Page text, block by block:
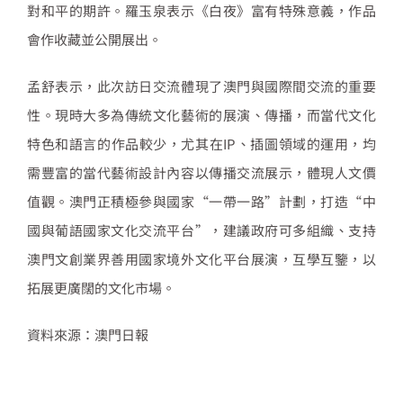
對和平的期許。羅玉泉表示《白夜》富有特殊意義，作品
會作收藏並公開展出。
孟舒表示，此次訪日交流體現了澳門與國際間交流的重要
性。現時大多為傳統文化藝術的展演、傳播，而當代文化
特色和語言的作品較少，尤其在IP、插圖領域的運用，均
需豐富的當代藝術設計內容以傳播交流展示，體現人文價
值觀。澳門正積極參與國家“一帶一路”計劃，打造“中
國與葡語國家文化交流平台”，建議政府可多組織、支持
澳門文創業界善用國家境外文化平台展演，互學互鑒，以
拓展更廣闊的文化市場。
資料來源：澳門日報